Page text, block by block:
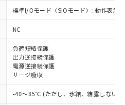
標準I/Oモード（SIOモード）: 動作表示
NC
負荷短絡保護
出力逆接続保護
電源逆接続保護
サージ吸収
-40～85℃ (ただし、氷結、結露しないこ
RoHS指令（10物質）の
製品が提供可能な商品で
指令（10物質）の非含